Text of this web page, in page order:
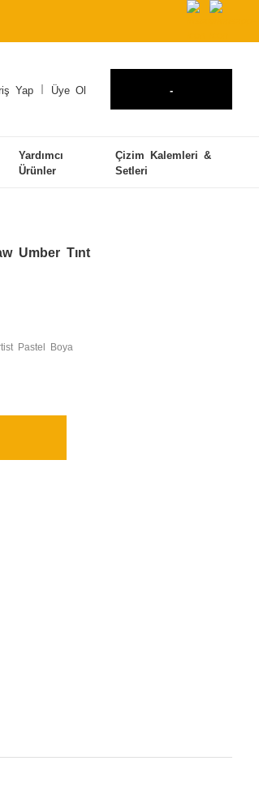
Yap Üye Ol -
Yardımcı
Ürünler
Çizim Kalemleri &
Setleri
Umber Tınt
Pastel Boya